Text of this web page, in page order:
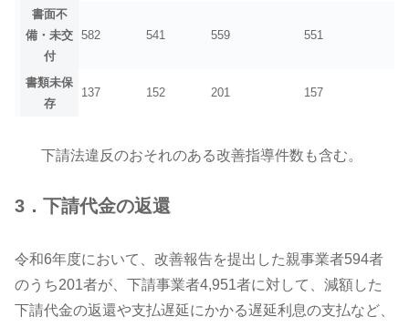
書面不
備・未交
付
582 541 559 551
書類未保
存
137 152 201 157
下請法違反のおそれのある改善指導件数も含む。
3．下請代金の返還
令和6年度において、改善報告を提出した親事業者594者
のうち201者が、下請事業者4,951者に対して、減額した
下請代金の返還や支払遅延にかかる遅延利息の支払など、